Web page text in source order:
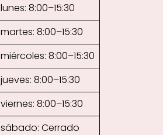
lunes: 8:00–15:30
martes: 8:00–15:30
miércoles: 8:00–15:30
jueves: 8:00–15:30
viernes: 8:00–15:30
sábado: Cerrado